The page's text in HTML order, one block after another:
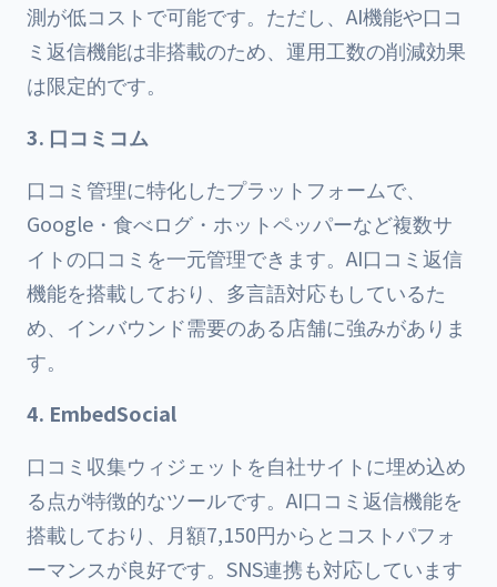
測が低コストで可能です。ただし、AI機能や口コ
ミ返信機能は非搭載のため、運用工数の削減効果
は限定的です。
3. 口コミコム
口コミ管理に特化したプラットフォームで、
Google・食べログ・ホットペッパーなど複数サ
イトの口コミを一元管理できます。AI口コミ返信
機能を搭載しており、多言語対応もしているた
め、インバウンド需要のある店舗に強みがありま
す。
4. EmbedSocial
口コミ収集ウィジェットを自社サイトに埋め込め
る点が特徴的なツールです。AI口コミ返信機能を
搭載しており、月額7,150円からとコストパフォ
ーマンスが良好です。SNS連携も対応しています